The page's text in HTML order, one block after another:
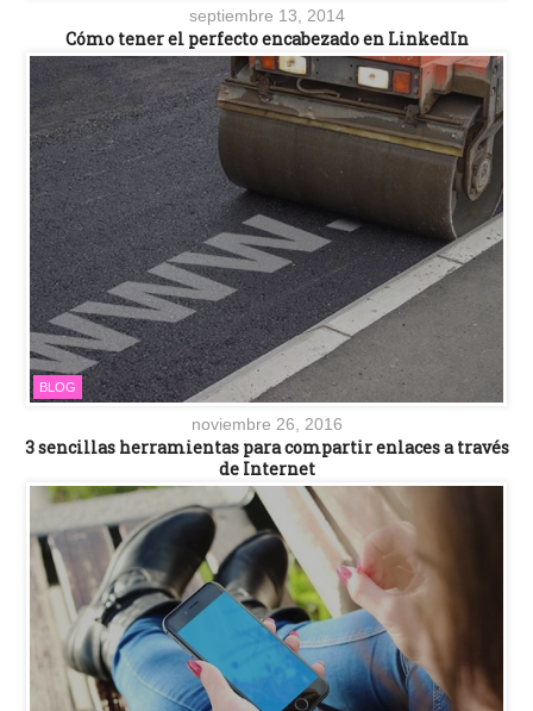
septiembre 13, 2014
Cómo tener el perfecto encabezado en LinkedIn
BLOG
noviembre 26, 2016
3 sencillas herramientas para compartir enlaces a través
de Internet